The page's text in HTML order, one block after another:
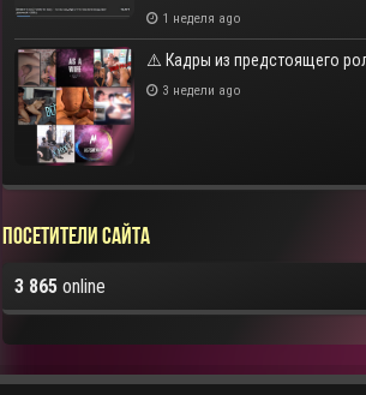
1 неделя ago
⚠️ Кадры из предстоящего
3 недели ago
Посетители сайта
3 865 online